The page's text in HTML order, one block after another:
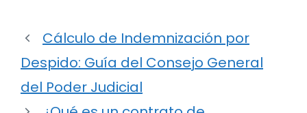
Cálculo de Indemnización por
Despido: Guía del Consejo General
del Poder Judicial